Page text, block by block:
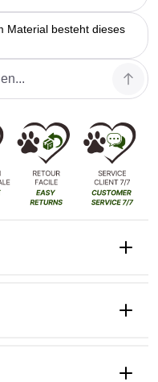
Material besteht dieses